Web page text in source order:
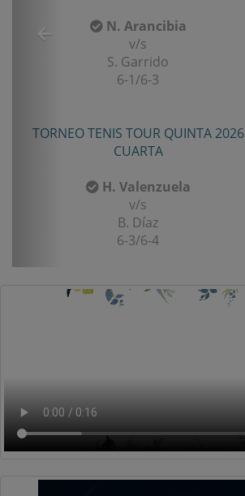
N. Arancibia
v/s
S. Garrido
6-1/6-3
TORNEO TENIS TOUR QUINTA 2026
CUARTA
H. Valenzuela
v/s
B. Díaz
6-3/6-4